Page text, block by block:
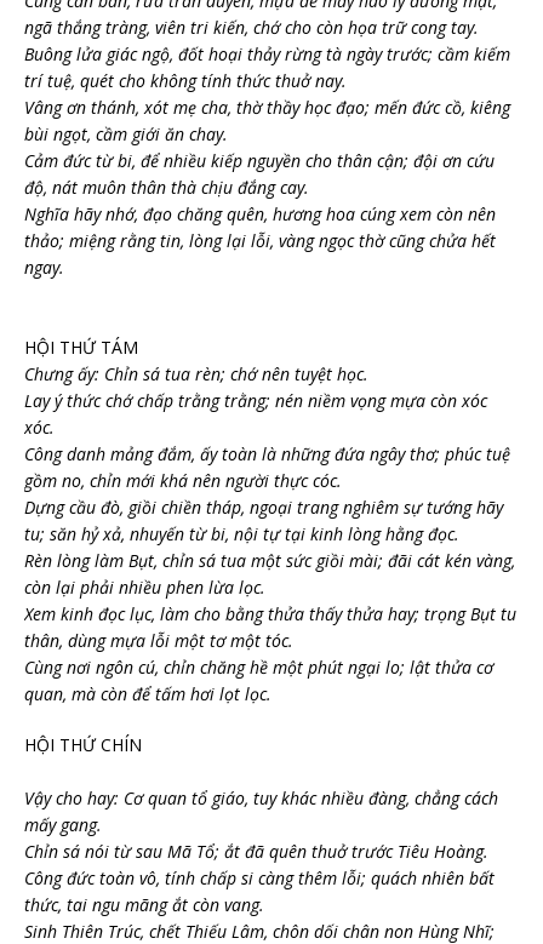
ngã thắng tràng, viên tri kiến, chớ cho còn họa trữ cong tay.
Buông lửa giác ngộ, đốt hoại thảy rừng tà ngày trước; cầm kiếm
trí tuệ, quét cho không tính thức thuở nay.
Vâng ơn thánh, xót mẹ cha, thờ thầy học đạo; mến đức cồ, kiêng
bùi ngọt, cầm giới ăn chay.
Cảm đức từ bi, để nhiều kiếp nguyền cho thân cận; đội ơn cứu
độ, nát muôn thân thà chịu đắng cay.
Nghĩa hãy nhớ, đạo chăng quên, hương hoa cúng xem còn nên
thảo; miệng rằng tin, lòng lại lỗi, vàng ngọc thờ cũng chửa hết
ngay.
HỘI THỨ TÁM
Chưng ấy: Chỉn sá tua rèn; chớ nên tuyệt học.
Lay ý thức chớ chấp trằng trằng; nén niềm vọng mựa còn xóc
xóc.
Công danh mảng đắm, ấy toàn là những đứa ngây thơ; phúc tuệ
gồm no, chỉn mới khá nên người thực cóc.
Dựng cầu đò, giồi chiền tháp, ngoại trang nghiêm sự tướng hãy
tu; săn hỷ xả, nhuyến từ bi, nội tự tại kinh lòng hằng đọc.
Rèn lòng làm Bụt, chỉn sá tua một sức giồi mài; đãi cát kén vàng,
còn lại phải nhiều phen lừa lọc.
Xem kinh đọc lục, làm cho bằng thửa thấy thửa hay; trọng Bụt tu
thân, dùng mựa lỗi một tơ một tóc.
Cùng nơi ngôn cú, chỉn chăng hề một phút ngại lo; lật thửa cơ
quan, mà còn để tấm hơi lọt lọc.
HỘI THỨ CHÍN
Vậy cho hay: Cơ quan tổ giáo, tuy khác nhiều đàng, chẳng cách
mấy gang.
Chỉn sá nói từ sau Mã Tổ; ắt đã quên thuở trước Tiêu Hoàng.
Công đức toàn vô, tính chấp si càng thêm lỗi; quách nhiên bất
thức, tai ngu mãng ắt còn vang.
Sinh Thiên Trúc, chết Thiếu Lâm, chôn dối chân non Hùng Nhĩ;